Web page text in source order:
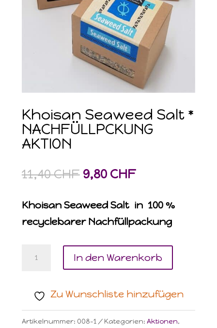
Khoisan Seaweed Salt *
NACHFÜLLPCKUNG
AKTION
11,40CHF Ursprünglicher
war:
11,40 CHF
9,80 CHFAktueller
ist:
9,80 CHF.
Khoisan Seaweed Salt in 100 %
recyclebarer Nachfüllpackung
Seaweed
NACHFÜLLPCKUNG
In den Warenkorb
Zu Wunschliste hinzufügen
Artikelnummer: 008-1 Kategorien: Aktionen,